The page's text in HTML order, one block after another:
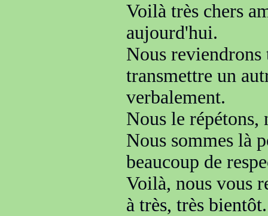
Voilà très chers
aujourd'hui.
Nous
transmettre un
verbalement.
Nous le répétons,
Nous sommes là
beaucoup de
Voilà, nous vous
à très, très bientôt.